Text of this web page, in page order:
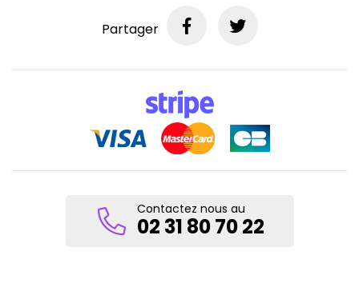
Partager
Contactez nous au
02 31 80 70 22